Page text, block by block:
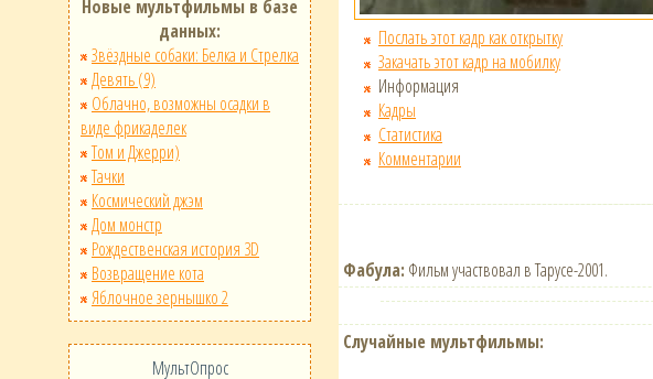
Новые мультфильмы в базе
данных:
Звёздные собаки: Белка и Стрелка
Девять (9)
Облачно, возможны осадки в
виде фрикаделек
Том и Джерри)
Тачки
Космический джэм
Дом монстр
Рождественская история 3D
Возвращение кота
Яблочное зернышко 2
МультОпрос
Послать этот кадр как открытку
Закачать этот кадр на мобилку
Информация
Кадры
Статистика
Комментарии
Фабула: Фильм участвовал в Тарусе-2001.
Случайные мультфильмы: